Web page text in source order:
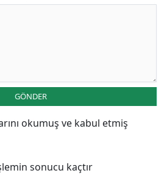
GÖNDER
okumuş ve kabul etmiş
sonucu kaçtır